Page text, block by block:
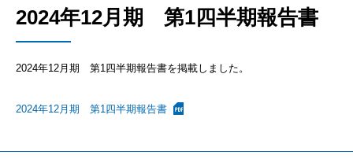
2024年12月期 第1四半期報告書
2024年12月期 第1四半期報告書を掲載しました。
2024年12月期 第1四半期報告書